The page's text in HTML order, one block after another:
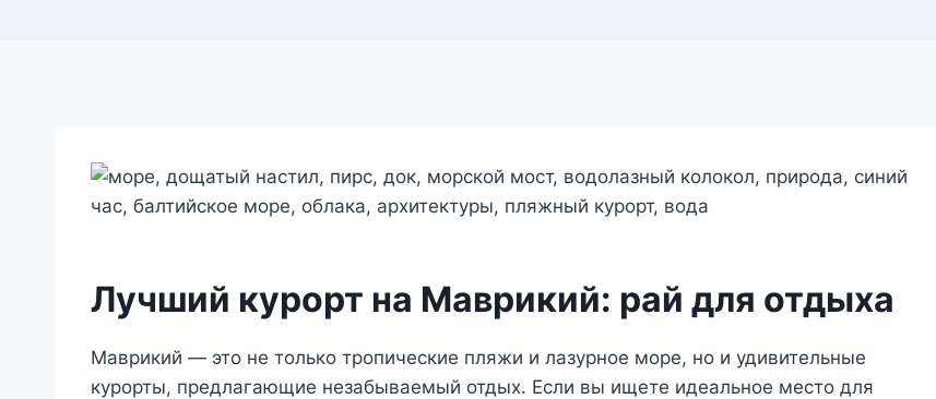
Лучший курорт на Маврикий: рай для отдыха
Маврикий — это не только тропические пляжи и лазурное море, но и удивительные
курорты, предлагающие незабываемый отдых. Если вы ищете идеальное место для